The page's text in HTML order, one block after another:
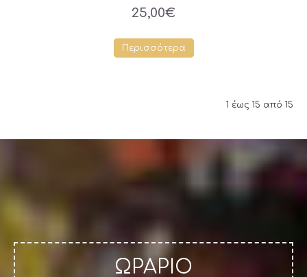
25,00€
Περισσότερα
1 έως 15 από 15
ΩΡΑΡΙΟ